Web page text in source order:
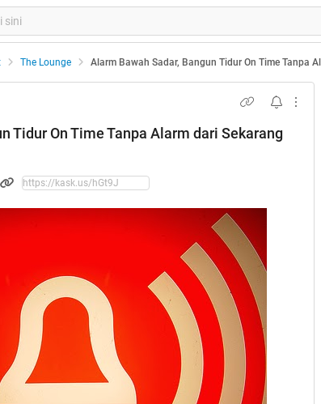
The Lounge Alarm Bawah Sadar, Bangun Tidur On Time Tanpa
Tidur On Time Tanpa Alarm dari Sekarang